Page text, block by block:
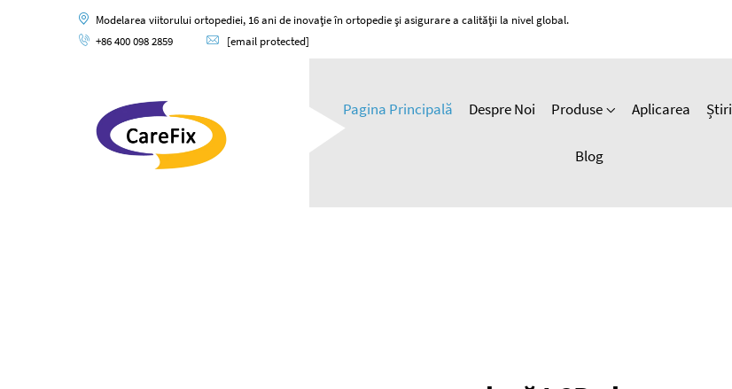
Modelarea viitorului ortopediei, 16 ani de inovație în ortopedie și asigurare a calității la nivel global.
+86 400 098 2859
[email protected]
Pagina Principală Despre Noi Produse Aplicarea Știri
Blog